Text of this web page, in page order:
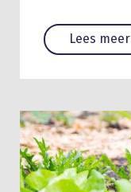
Lees meer